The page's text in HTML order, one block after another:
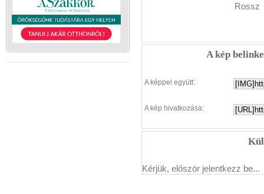
Rossz
A kép
A képpel együtt:
A kép hivatkozása:
Kérjük, először jelentkezz be...